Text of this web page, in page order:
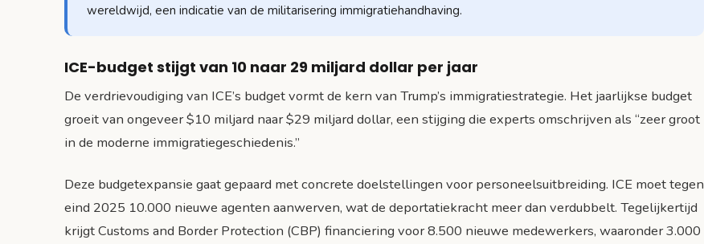
wereldwijd, een indicatie van de militarisering immigratiehandhaving.
ICE-budget stijgt van 10 naar 29 miljard dollar per jaar
De verdrievoudiging van ICE’s budget vormt de kern van Trump’s immigratiestrategie. Het jaarlijkse budget
groeit van ongeveer $10 miljard naar $29 miljard dollar, een stijging die experts omschrijven als “zeer groot
in de moderne immigratiegeschiedenis.”
Deze budgetexpansie gaat gepaard met concrete doelstellingen voor personeelsuitbreiding. ICE moet tegen
eind 2025 10.000 nieuwe agenten aanwerven, wat de deportatiekracht meer dan verdubbelt. Tegelijkertijd
krijgt Customs and Border Protection (CBP) financiering voor 8.500 nieuwe medewerkers, waaronder 3.000